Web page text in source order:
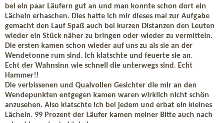
bei ein paar Läufern gut an und man konnte schon dort ein
Lächeln erhaschen. Dies hatte ich mir dieses mal zur Aufgabe
gemacht den Lauf Spaß auch bei kurzen Distanzen den Leuten
wieder ein Stück näher zu bringen oder wieder zu vermitteln.
Die ersten kamen schon wieder auf uns zu als sie an der
Wendetonne rum sind. Ich klatschte und feuerte sie an.
Echt der Wahnsinn wie schnell die unterwegs sind. Echt
Hammer!!
Die verbissenen und Qualvollen Gesichter die mir an den
Wendepunkten entgegen kamen waren wirklich nicht schön
anzusehen. Also klatschte ich bei jedem und erbat ein kleines
Lächeln. 99 Prozent der Läufer kamen meiner Bitte auch nach